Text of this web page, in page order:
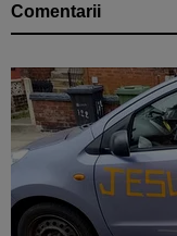
Comentarii